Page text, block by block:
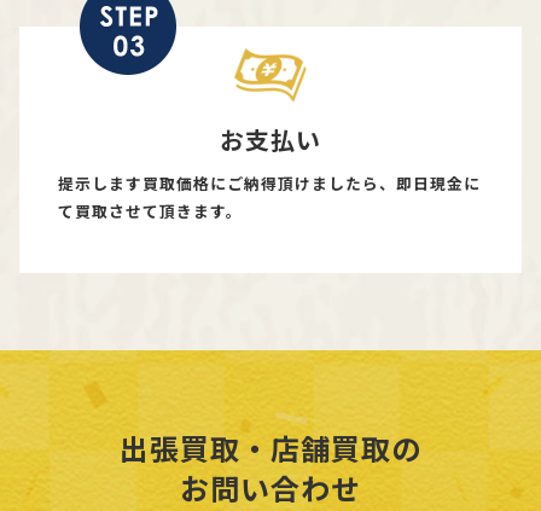
お支払い
提示します買取価格にご納得頂けましたら、即日現金に
て買取させて頂きます。
出張買取・店舗買取の
お問い合わせ